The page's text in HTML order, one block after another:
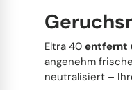
Eltra 40 entfernt
angenehm
neutralisiert –